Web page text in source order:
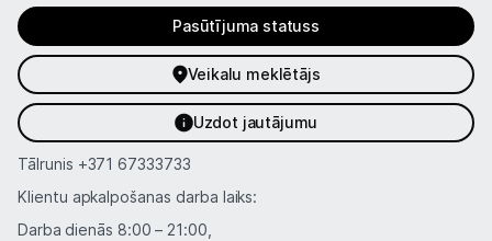
Pasūtījuma statuss
Veikalu meklētājs
Uzdot jautājumu
Tālrunis +371 67333733
Klientu apkalpošanas darba laiks:
Darba dienās 8:00 – 21:00,